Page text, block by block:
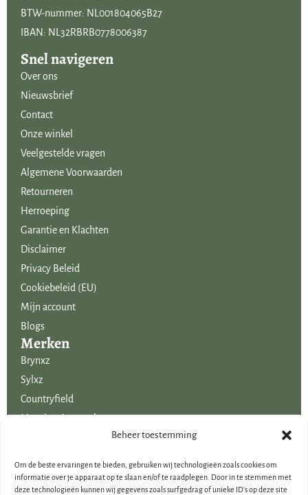
Beheer toestemming
Om de beste ervaringen te bieden, gebruiken wij technologieën zoals cookies om
informatie over je apparaat op te slaan en/of te raadplegen. Door in te stemmen met
deze technologieën kunnen wij gegevens zoals surfgedrag of unieke ID's op deze site
BTW-nummer: NL001804065B27
IBAN: NL32RBRB0778006387
Snel navigeren
Over ons
Nieuwsbrief
Contact
Onze winkel
Veelgestelde vragen
Algemene Voorwaarden
Retourneren
Herroeping
Garantie en Klachten
Disclaimer
Privacy Beleid
Cookiebeleid (EU)
Mijn account
Blogs
Merken
Brynxz
Sylxz
Countryfield
Mansion Atmosphere
Uitgelicht voor jou!
Voordelige boeketten kunstbloemen
Woondecoraties